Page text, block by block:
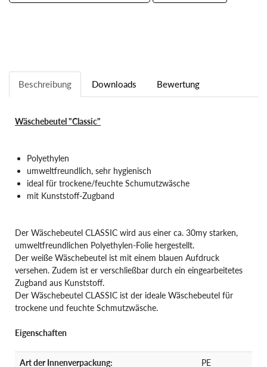
Beschreibung Downloads Bewertung
Wäschebeutel "Classic"
Polyethylen
umweltfreundlich, sehr hygienisch
ideal für trockene/feuchte Schumutzwäsche
mit Kunststoff-Zugband
Der Wäschebeutel CLASSIC wird aus einer ca. 30my starken,
umweltfreundlichen Polyethylen-Folie hergestellt.
Der weiße Wäschebeutel ist mit einem blauen Aufdruck
versehen. Zudem ist er verschließbar durch ein eingearbeitetes
Zugband aus Kunststoff.
Der Wäschebeutel CLASSIC ist der ideale Wäschebeutel für
trockene und feuchte Schmutzwäsche.
Eigenschaften
Art der Innenverpackung: PE